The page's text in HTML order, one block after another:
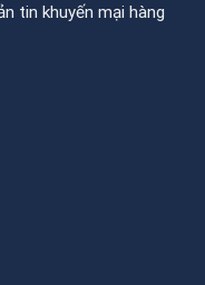
tin khuyến mại hàng